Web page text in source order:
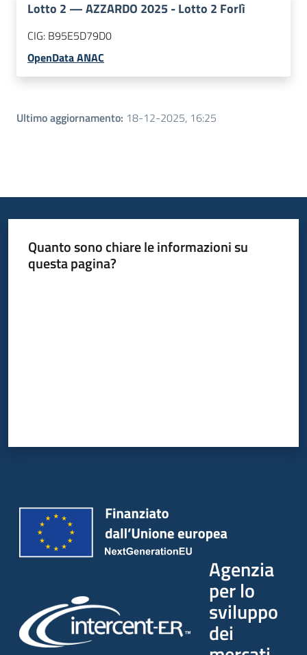
Lotto 2 —AZZARDO 2025 - Lotto 2 Forlì
CIG: B95E5D79D0
OpenData ANAC
Ultimo aggiornamento: 18-12-2025, 16:25
Quanto sono chiare le informazioni su
questa pagina?
Agenzia
per lo
sviluppo
dei